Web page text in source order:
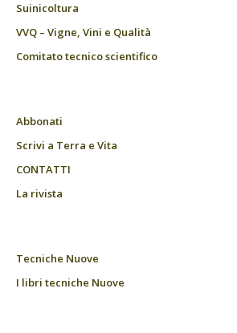
Suinicoltura
VVQ – Vigne, Vini e Qualità
Comitato tecnico scientifico
Abbonati
Scrivi a Terra e Vita
CONTATTI
La rivista
Tecniche Nuove
I libri tecniche Nuove